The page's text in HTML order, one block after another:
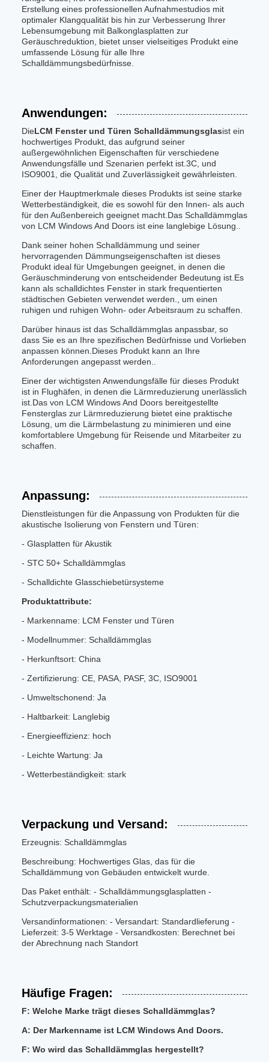
Erstellung eines professionellen Aufnahmestudios mit
optimaler Klangqualität bis hin zur Verbesserung Ihrer
Lebensumgebung mit Balkonglasplatten zur
Geräuschreduktion, bietet unser vielseitiges Produkt eine
umfassende Lösung für alle Ihre
Schalldämmungsbedürfnisse.
Anwendungen:
DieLCM Fenster und Türen Schalldämmungsglasist ein
hochwertiges Produkt, das aufgrund seiner
außergewöhnlichen Eigenschaften für verschiedene
Anwendungsfälle und Szenarien perfekt ist.3C, und
ISO9001, die Qualität und Zuverlässigkeit gewährleisten.
Einer der Hauptmerkmale dieses Produkts ist seine starke
Wetterbeständigkeit, die es sowohl für den Innen- als auch
für den Außenbereich geeignet macht.Das Schalldämmglas
von LCM Windows And Doors ist eine langlebige Lösung..
Dank seiner hohen Schalldämmung und seiner
hervorragenden Dämmungseigenschaften ist dieses
Produkt ideal für Umgebungen geeignet, in denen die
Geräuschminderung von entscheidender Bedeutung ist.Es
kann als schalldichtes Fenster in stark frequentierten
städtischen Gebieten verwendet werden., um einen
ruhigen und ruhigen Wohn- oder Arbeitsraum zu schaffen.
Darüber hinaus ist das Schalldämmglas anpassbar, so
dass Sie es an Ihre spezifischen Bedürfnisse und Vorlieben
anpassen können.Dieses Produkt kann an Ihre
Anforderungen angepasst werden..
Einer der wichtigsten Anwendungsfälle für dieses Produkt
ist in Flughäfen, in denen die Lärmreduzierung unerlässlich
ist.Das von LCM Windows And Doors bereitgestellte
Fensterglas zur Lärmreduzierung bietet eine praktische
Lösung, um die Lärmbelastung zu minimieren und eine
komfortablere Umgebung für Reisende und Mitarbeiter zu
schaffen.
Anpassung:
Dienstleistungen für die Anpassung von Produkten für die
akustische Isolierung von Fenstern und Türen:
- Glasplatten für Akustik
- STC 50+ Schalldämmglas
- Schalldichte Glasschiebetürsysteme
Produktattribute:
- Markenname: LCM Fenster und Türen
- Modellnummer: Schalldämmglas
- Herkunftsort: China
- Zertifizierung: CE, PASA, PASF, 3C, ISO9001
- Umweltschonend: Ja
- Haltbarkeit: Langlebig
- Energieeffizienz: hoch
- Leichte Wartung: Ja
- Wetterbeständigkeit: stark
Verpackung und Versand:
Erzeugnis: Schalldämmglas
Beschreibung: Hochwertiges Glas, das für die
Schalldämmung von Gebäuden entwickelt wurde.
Das Paket enthält: - Schalldämmungsglasplatten -
Schutzverpackungsmaterialien
Versandinformationen: - Versandart: Standardlieferung -
Lieferzeit: 3-5 Werktage - Versandkosten: Berechnet bei
der Abrechnung nach Standort
Häufige Fragen:
F: Welche Marke trägt dieses Schalldämmglas?
A: Der Markenname ist LCM Windows And Doors.
F: Wo wird das Schalldämmglas hergestellt?